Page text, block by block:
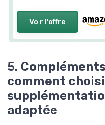
Voir l'offre
5.
comment
adaptée